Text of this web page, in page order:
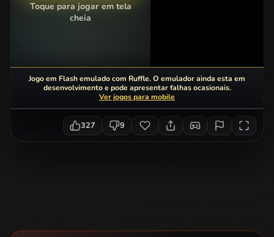
Toque para jogar em tela
cheia
Jogo em Flash emulado com Ruffle. O emulador ainda esta em
desenvolvimento e pode apresentar falhas ocasionais.
Ver jogos para mobile
327 9